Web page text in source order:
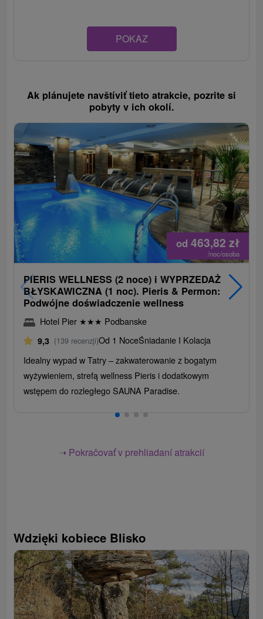
POKAZ
Ak plánujete navštíviť tieto atrakcie, pozrite si
pobyty v ich okolí.
od 463,82zł
/noc/osoba
PIERIS WELLNESS (2 noce) i WYPRZEDAŻ
BŁYSKAWICZNA (1 noc). Pieris & Permon:
Podwójne doświadczenie wellness
Hotel Pier ★★★ Podbanske
9,3 (139 recenzji)Od 1 NoceŚniadanie I Kolacja
Idealny wypad w Tatry – zakwaterowanie z bogatym
wyżywieniem, strefą wellness Pieris i dodatkowym
wstępem do rozległego SAUNA Paradise.
➝ Pokračovať v prehliadaní atrakcií
Wdzięki kobiece Blisko